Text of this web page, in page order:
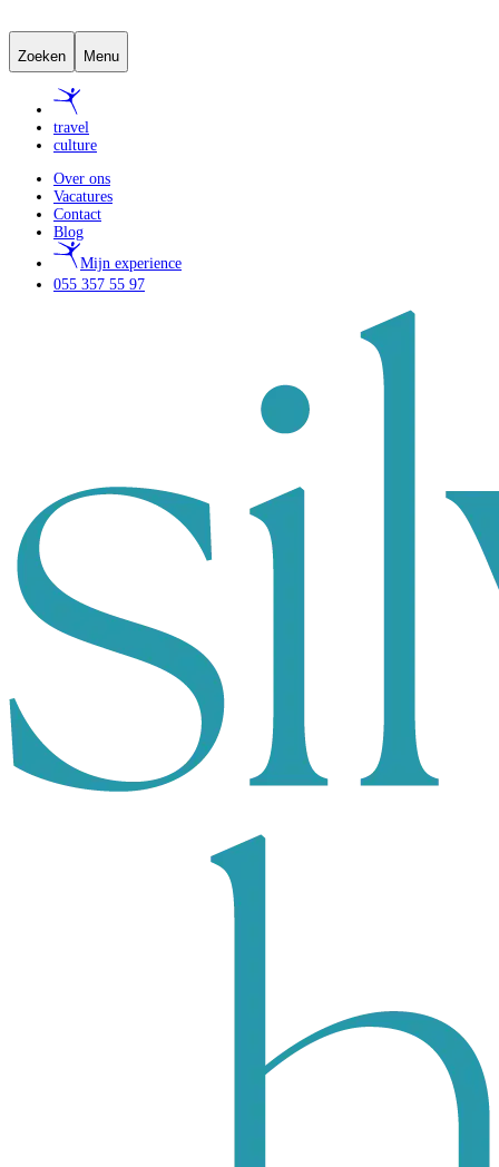
Zoeken Menu
travel
culture
Over ons
Vacatures
Contact
Blog
Mijn experience
055 357 55 97